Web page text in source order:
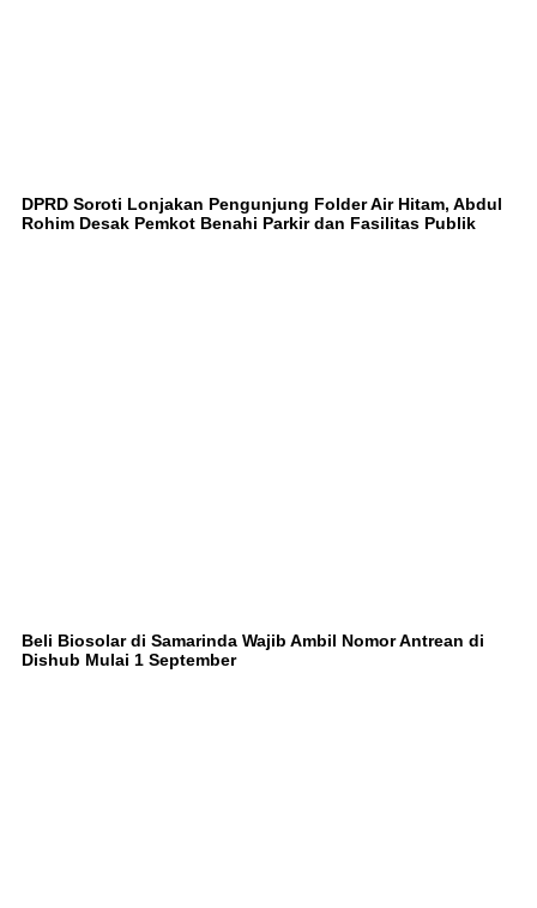
DPRD Soroti Lonjakan Pengunjung Folder Air Hitam, Abdul
Rohim Desak Pemkot Benahi Parkir dan Fasilitas Publik
Beli Biosolar di Samarinda Wajib Ambil Nomor Antrean di
Dishub Mulai 1 September